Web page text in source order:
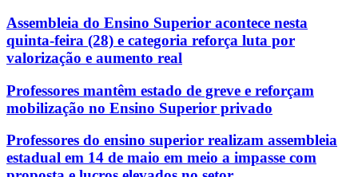
Assembleia do Ensino Superior acontece nesta
quinta-feira (28) e categoria reforça luta por
valorização e aumento real
Professores mantêm estado de greve e reforçam
mobilização no Ensino Superior privado
Professores do ensino superior realizam assembleia
estadual em 14 de maio em meio a impasse com